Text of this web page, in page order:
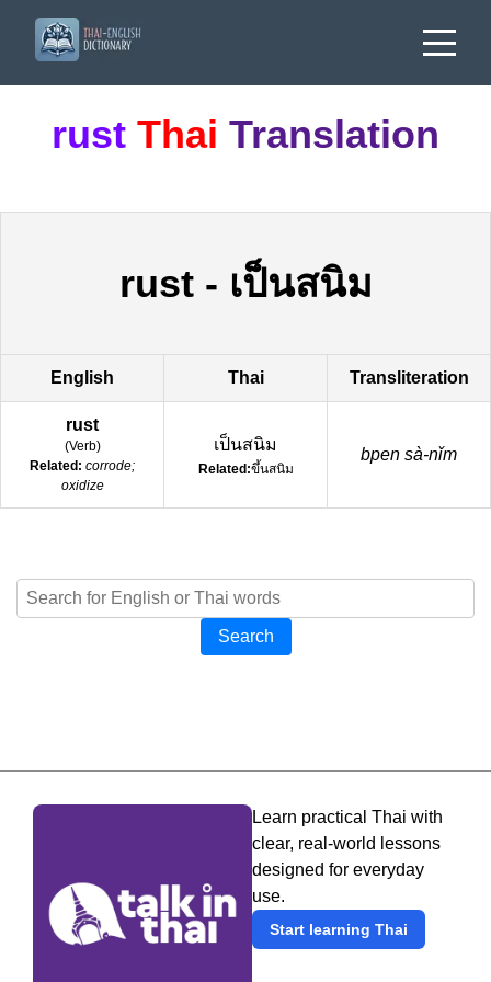
rust Thai Translation
rust- เป็นสนิม
English Thai Transliteration
rust
(Verb)
Related: corrode;
oxidize
เป็นสนิม
Related:ขึ้นสนิม
bpen sà-nǐm
Search
Learn practical Thai with
clear, real-world lessons
designed for everyday
use.
Start learning Thai